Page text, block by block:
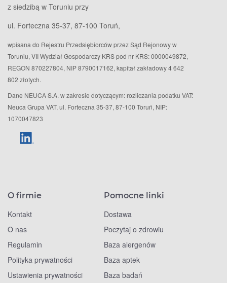
z siedzibą w Toruniu przy
ul. Forteczna 35-37, 87-100 Toruń,
wpisana do Rejestru Przedsiębiorców przez Sąd Rejonowy w
Toruniu, VII Wydział Gospodarczy KRS pod nr KRS: 0000049872,
REGON 870227804, NIP 8790017162, kapitał zakładowy 4 642
802 złotych.
Dane NEUCA S.A. w zakresie dotyczącym: rozliczania podatku VAT:
Neuca Grupa VAT, ul. Forteczna 35-37, 87-100 Toruń, NIP:
1070047823
O firmie
Kontakt
O nas
Regulamin
Polityka prywatności
Ustawienia prywatności
Pomocne linki
Dostawa
Poczytaj o zdrowiu
Baza alergenów
Baza aptek
Baza badań